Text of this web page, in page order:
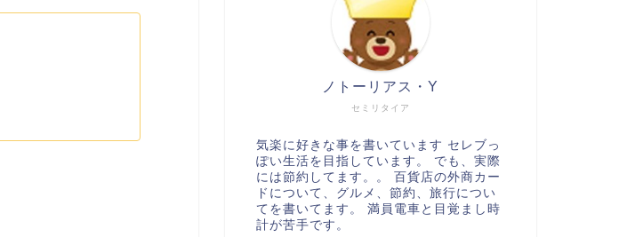
セミリタイア
ノトーリアス・Y
気楽に好きな事を書いています セレブっ
ぽい生活を目指しています。 でも、実際
には節約してます。。 百貨店の外商カー
ドについて、グルメ、節約、旅行につい
てを書いてます。 満員電車と目覚まし時
計が苦手です。